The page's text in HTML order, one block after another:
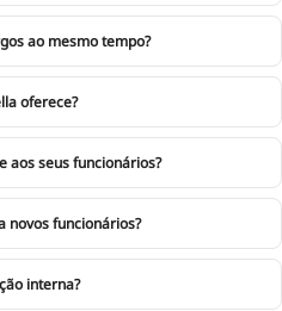
ao mesmo tempo?
oferece?
aos seus funcionários?
novos funcionários?
interna?